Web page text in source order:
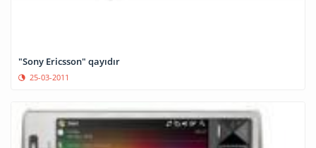
"Sony Ericsson" qayıdır
25-03-2011